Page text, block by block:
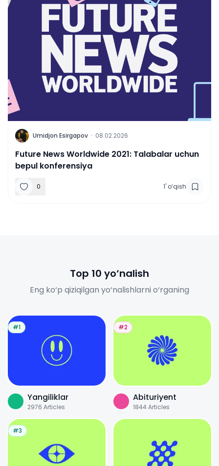
U Umidjon Esirgapov · 08.02.2026
Future News Worldwide 2021: Talabalar uchun
bepul konferensiya
0 1' o‘qish
Top 10 yo‘nalish
Eng ko‘p qiziqilgan yo‘nalishlarni o‘rganing
#1
Yangiliklar
2976 Articles
#2
Abituriyent
1844Articles
#3